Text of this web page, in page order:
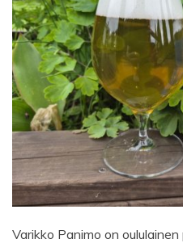
Varikko Panimo on